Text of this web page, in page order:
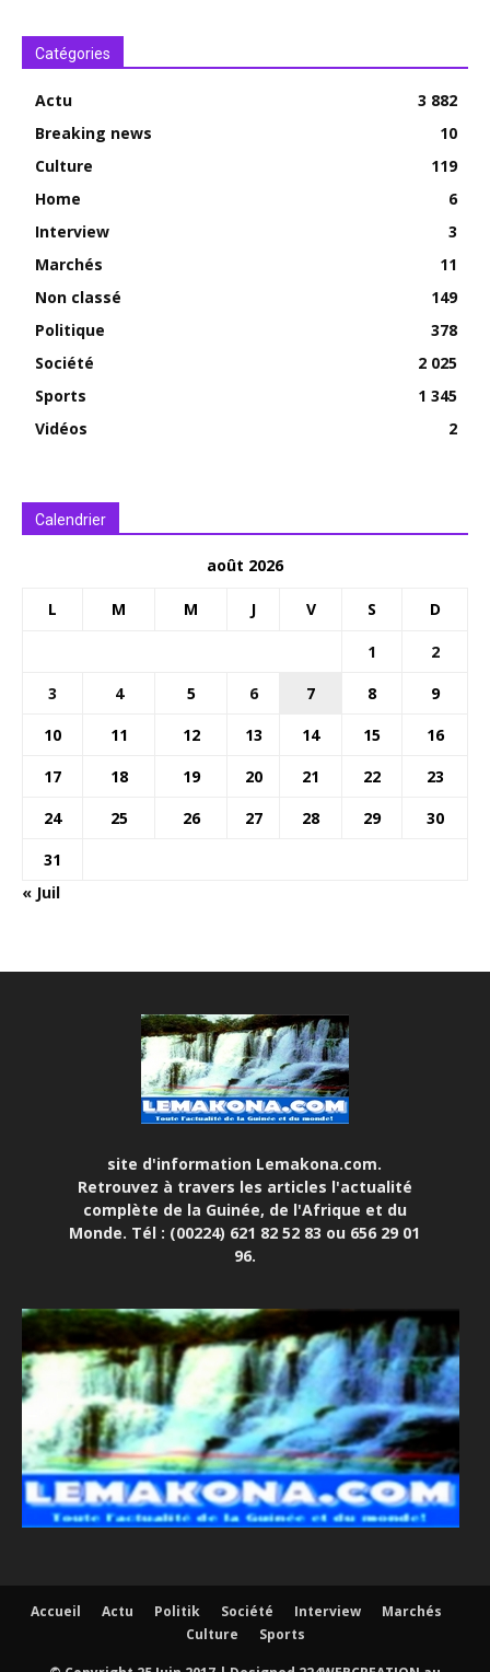
Catégories
Actu
3 882
Breaking news
10
Culture
119
Home
6
Interview
3
Marchés
11
Non classé
149
Politique
378
Société
2 025
Sports
1 345
Vidéos
2
Calendrier
août 2026
L M M J V S D
1
2
3
4 5 6 7 8
9
10
11 12 13 14 15
16
17
18 19 20 21 22
23
24
25 26 27 28 29
30
31
« Juil
site d'information Lemakona.com.
Retrouvez à travers les articles l'actualité
complète de la Guinée, de l'Afrique et du
Monde. Tél : (00224) 621 82 52 83 ou 656 29 01
96.
Accueil Actu Politik Société Interview
Marchés
Culture
Sports